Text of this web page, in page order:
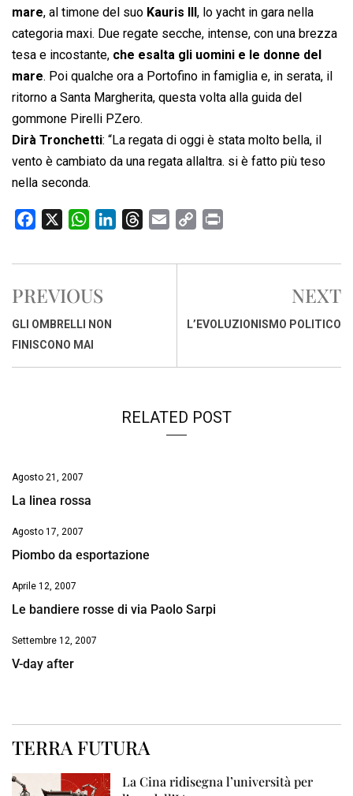
mare, al timone del suo Kauris III , lo yacht in gara nella
categoria maxi. Due regate secche, intense, con una brezza
tesa e incostante, che esalta gli uomini e le donne del
mare. Poi qualche ora a Portofino in famiglia e, in serata, il
ritorno a Santa Margherita, questa volta alla guida del
gommone Pirelli PZero.
Dirà Tronchetti: “La regata di oggi è stata molto bella, il
vento è cambiato da una regata allaltra. si è fatto più teso
nella seconda.
c
b
o
o
W
a
s
A
p
n
r
a
p
i
i
PREVIOUS
GLI OMBRELLI NON
FINISCONO MAI
NEXT
L’EVOLUZIONISMO POLITICO
RELATED POST
Agosto 21, 2007
La linea rossa
Agosto 17, 2007
Piombo da esportazione
Aprile 12, 2007
Le bandiere rosse di via Paolo Sarpi
Settembre 12, 2007
V-day after
TERRA FUTURA
La Cina ridisegna l’università per